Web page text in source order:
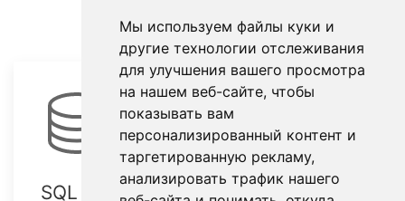
Мы используем файлы куки и
другие технологии отслеживания
для улучшения вашего просмотра
на нашем веб-сайте, чтобы
показывать вам
персонализированный контент и
таргетированную рекламу,
анализировать трафик нашего
SQL сервер 1С